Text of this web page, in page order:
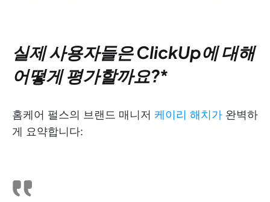
실제 사용자들은 ClickUp에 대해
어떻게 평가할까요?*
홈케어 펄스의 브랜드 매니저 케이리 해치가 완벽하
게 요약합니다: